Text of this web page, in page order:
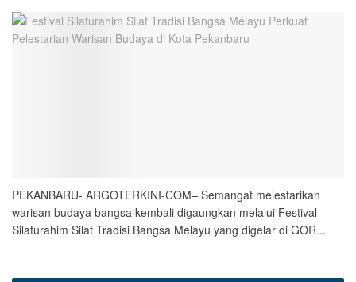
PEKANBARU- ARGOTERKINI-COM– Semangat melestarikan
warisan budaya bangsa kembali digaungkan melalui Festival
Silaturahim Silat Tradisi Bangsa Melayu yang digelar di GOR...